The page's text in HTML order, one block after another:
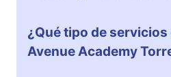
¿Qué tipo de
Avenue Academy